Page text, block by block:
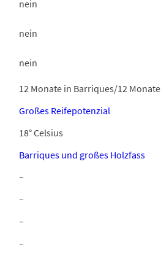
nein
nein
nein
12 Monate in Barriques/12 Monate
Großes Reifepotenzial
18° Celsius
Barriques und großes Holzfass
–
–
–
–